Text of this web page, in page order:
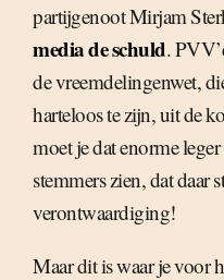
partijgenoot Mirjam
media de schuld.
de vreemdelingenwet,
harteloos te zijn, uit de
moet je dat enorme
stemmers zien, dat daar
verontwaardiging!
Maar dit is waar je voor